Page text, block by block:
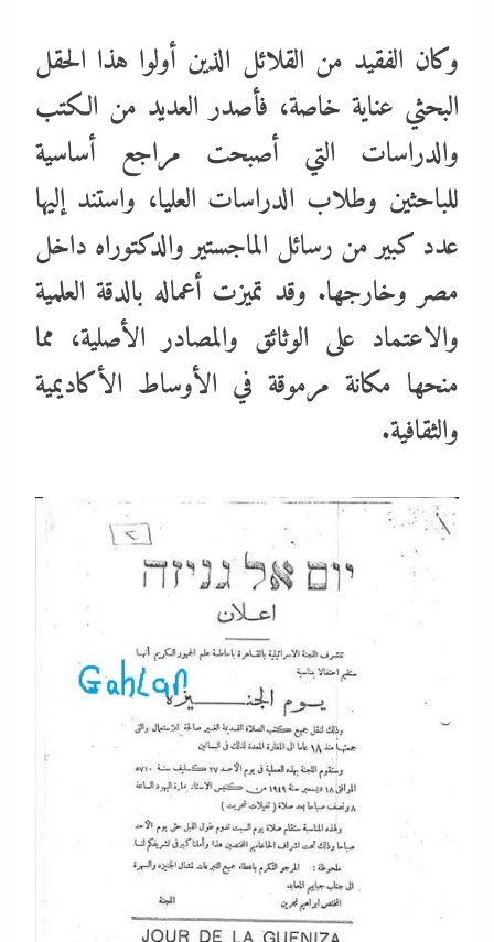
وكان الفقيد من القلائل الذين أولوا هذا الحقل
البحثي عناية خاصة، فأصدر العديد من الكتب
والدراسات التي أصبحت مراجع أساسية
للباحثين وطلاب الدراسات العليا، واستند إليها
عدد كبير من رسائل الماجستير والدكتوراه داخل
مصر وخارجها. وقد تميزت أعماله بالدقة العلمية
والاعتماد على الوثائق والمصادر الأصلية، مما
منحها مكانة مرموقة في الأوساط الأكاديمية
والثقافية.